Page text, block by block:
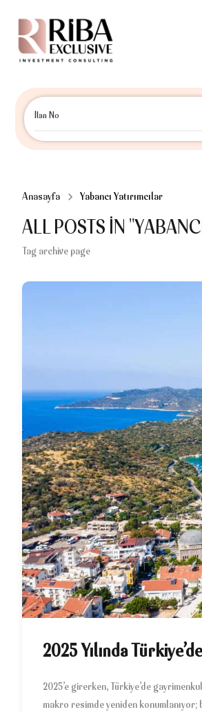
Anasayfa Yabancı Yatırımcılar
ALL POSTS IN
Tag archive page
2025 Yılında
2025’e girerken, Türkiye’de
makro resimde yeniden